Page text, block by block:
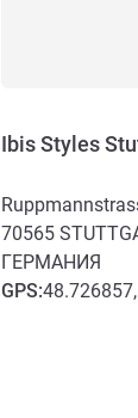
Ibis Styles
70565
ГЕРМАНИЯ
GPS: